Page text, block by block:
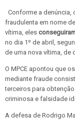
Conforme a denúncia,
fraudulenta em nome
vítima, eles
no dia 1º de abril,
de uma nova vítima, de
O MPCE apontou que
mediante fraude
terceiros para
criminosa e falsidade
A defesa de Rodrigo